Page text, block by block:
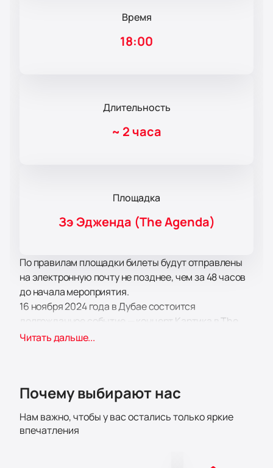
Время
18:00
Длительность
~ 2 часа
Площадка
Зэ Эдженда (The Agenda)
По правилам площадки билеты будут отправлены
на электронную почту не позднее, чем за 48 часов
до начала мероприятия.
16 ноября 2024 года в Дубае состоится
долгожданное событие — концерт Картика в The
Agenda. Этот вечер обещает стать настоящим
искренностью. Его первый концерт в Дубае станет
незабываемые эмоции.
The Agenda — это современная площадка,
Читать дальше...
Почему выбирают нас
Нам важно, чтобы у вас остались только яркие
впечатления